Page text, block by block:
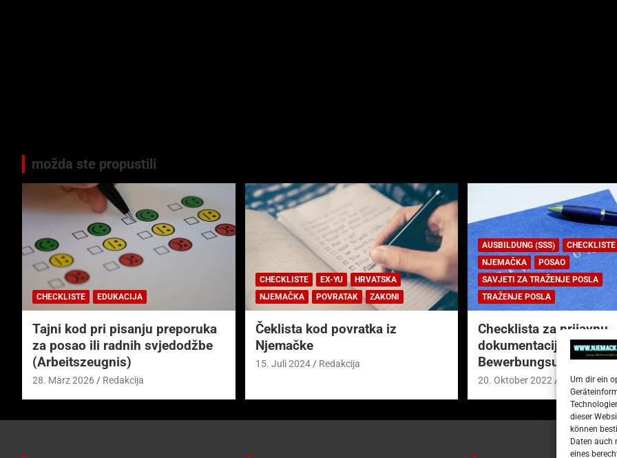
Um dir ein
dieser
können
Daten auch
eines
možda ste propustili
CHECKLISTE EDUKACIJA
Tajni kod pri pisanju preporuka
za posao ili radnih svjedodžbe
(Arbeitszeugnis)
28. März 2026 Redakcija
CHECKLISTE EX-YU
HRVATSKA
NJEMAČKA
POVRATAK ZAKONI
Čeklista kod povratka iz
Njemačke
15. Juli 2024 Redakcija
AUSBILDUNG (SSS)
CHECKLISTE
NJEMAČKA
POSAO
SAVJETI ZA TRAŽENJE POSLA
TRAŽENJE POSLA
Checklista za prijavnu
dokumentaciju (njem.
20. Oktober 2022 Redakcija